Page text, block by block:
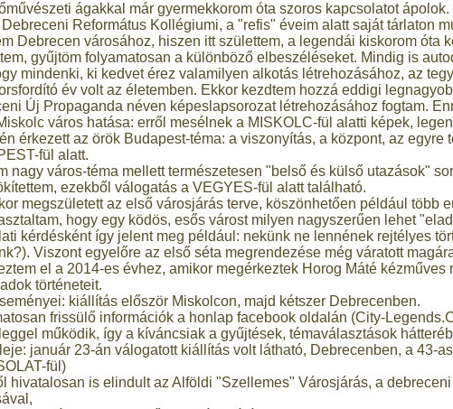
ágakkal már gyermekkorom óta szoros kapcsolatot
Református Kollégiumi, a "refis" éveim alatt saját tárlaton
Debrecen városához, hiszen itt születtem, a legendái kiskorom óta
gyűjtöm folyamatosan a különböző elbeszéléseket. Mindig is
mindenki, ki kedvet érez valamilyen alkotás létrehozásához, az
év volt az életemben. Ekkor kezdtem hozzá eddigi
Új Propaganda néven képeslapsorozat létrehozásához fogtam.
város hatása: erről mesélnek a MISKOLC-fül alatti képek,
érkezett az örök Budapest-téma: a viszonyítás, a központ, az egyre
fül alatt.
nagy város-téma mellett természetesen "belső és külső utazások"
ezekből válogatás a VEGYES-fül alatt található.
megszületett az első városjárás terve, köszönhetően például több
hogy egy ködös, esős várost milyen nagyszerűen lehet
kérdésként így jelent meg például: nekünk ne lennének rejtélyes
Viszont egyelőre az első séta megrendezése még váratott
el a 2014-es évhez, amikor megérkeztek Horog Máté
történeteit.
kiállítás először Miskolcon, majd kétszer Debrecenben.
frissülő információk a honlap facebook oldalán (City-
működik, így a kíváncsiak a gyűjtések, témaválasztások
január 23-án válogatott kiállítás volt látható, Debrecenben, a 43-
fül)
hivatalosan is elindult az Alföldi "Szellemes" Városjárás, a